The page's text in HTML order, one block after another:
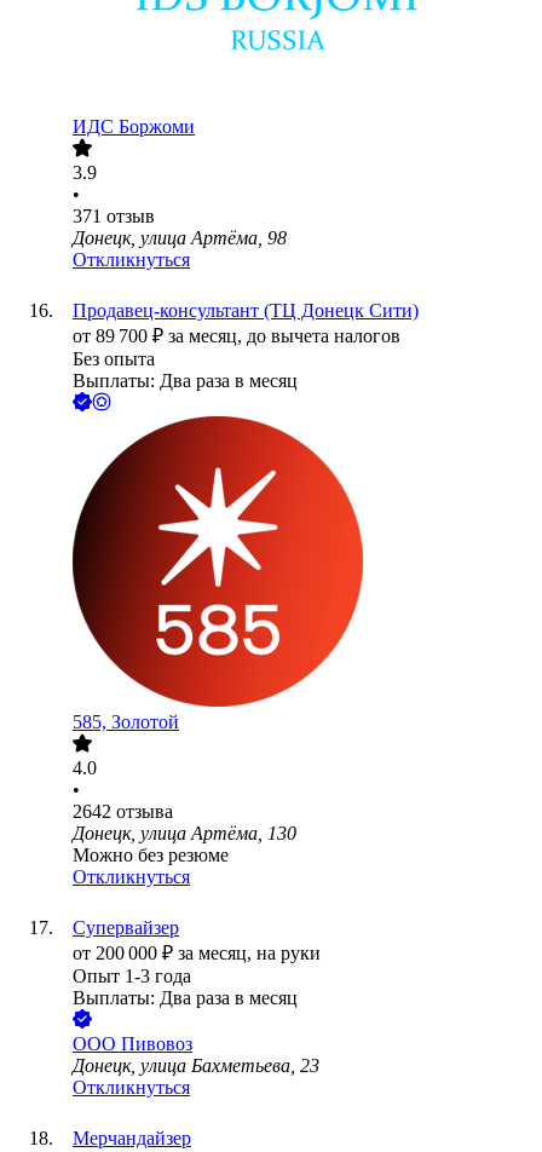
ИДС Боржоми
3.9
•
371 отзыв
Донецк, улица Артёма, 98
Откликнуться
Продавец-консультант (ТЦ Донецк Сити)
от 89 700 ₽ за месяц, до вычета налогов
Без опыта
Выплаты: Два раза в месяц
585, Золотой
4.0
•
2642 отзыва
Донецк, улица Артёма, 130
Можно без резюме
Откликнуться
Супервайзер
от 200 000 ₽ за месяц, на руки
Опыт 1-3 года
Выплаты: Два раза в месяц
ООО Пивовоз
Донецк, улица Бахметьева, 23
Откликнуться
Мерчандайзер